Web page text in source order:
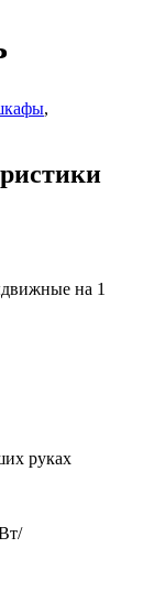
,
на 1
руках